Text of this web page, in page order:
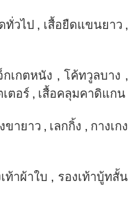
ไป , เสื้อยืดแขนยาว ,
หนัง , โค้ทวูลบาง ,
ตเตอร์ , เสื้อคลุมคาดิแกน
าว , เลกกิ้ง , กางเกง
าใบ , รองเท้าบู้ทสั้น